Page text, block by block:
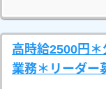
高時給2500円
業務＊リーダ